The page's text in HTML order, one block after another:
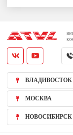
ВЛАДИВОСТОК
МОСКВА
НОВОСИБИРСК